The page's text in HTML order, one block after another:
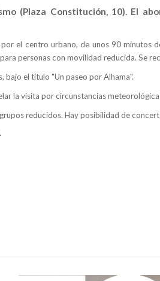
(Plaza Constitución, 10). El
el centro urbano, de unos 90 minutos
personas con movilidad reducida. Se
bajo el título "Un paseo por Alhama".
la visita por circunstancias
reducidos. Hay posibilidad de